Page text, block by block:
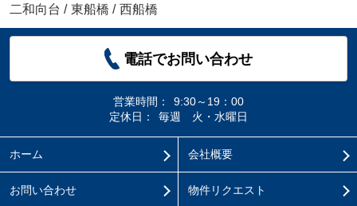
二和向台 / 東船橋 / 西船橋
電話でお問い合わせ
営業時間：
9:30～19：00
定休日：
毎週 火・水曜日
ホーム 会社概要
お問い合わせ 物件リクエスト